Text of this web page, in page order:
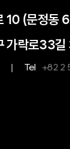
10 (문정동
가락로33
| Tel +82 2